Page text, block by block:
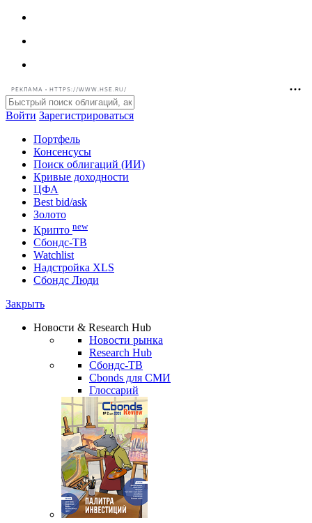
РЕКЛАМА • HTTPS://WWW.HSE.RU/
Войти Зарегистрироваться
Портфель
Консенсусы
Поиск облигаций (ИИ)
Кривые доходности
ЦФА
Best bid/ask
Золото
Крипто new
Watchlist
Сбондс Люди
Новости & Research Hub
Новости рынка
Research Hub
Сбондс-ТВ
Cbonds для СМИ
Глоссарий